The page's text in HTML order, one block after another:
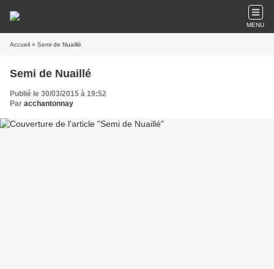
MENU
Accueil » Semi de Nuaillé
Semi de Nuaillé
Publié le 30/03/2015 à 19:52
Par acchantonnay